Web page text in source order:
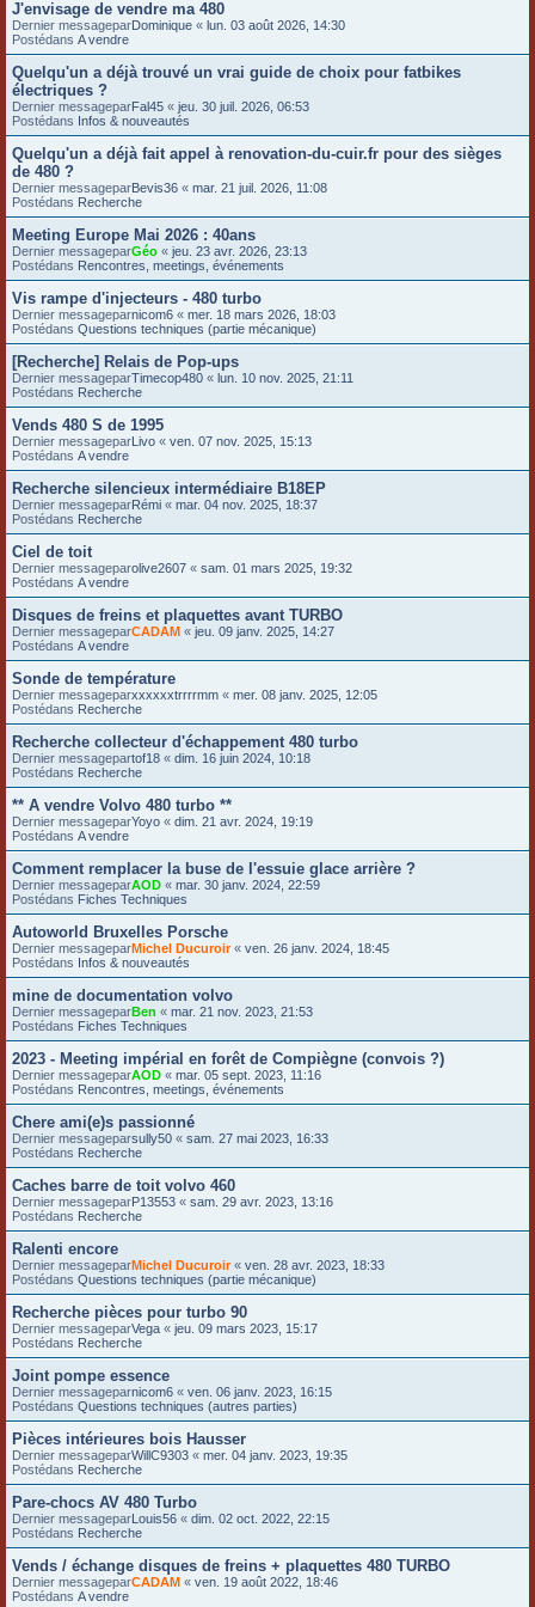
J'envisage de vendre ma 480
Dernier messageparDominique « lun. 03 août 2026, 14:30
Postédans A vendre
Quelqu'un a déjà trouvé un vrai guide de choix pour fatbikes
électriques ?
Dernier messageparFal45 « jeu. 30 juil. 2026, 06:53
Postédans Infos & nouveautés
Quelqu'un a déjà fait appel à renovation-du-cuir.fr pour des sièges
de 480 ?
Dernier messageparBevis36 « mar. 21 juil. 2026, 11:08
Postédans Recherche
Meeting Europe Mai 2026 : 40ans
Dernier messageparGéo « jeu. 23 avr. 2026, 23:13
Postédans Rencontres, meetings, événements
Vis rampe d'injecteurs - 480 turbo
Dernier messageparnicom6 « mer. 18 mars 2026, 18:03
Postédans Questions techniques (partie mécanique)
[Recherche] Relais de Pop-ups
Dernier messageparTimecop480 « lun. 10 nov. 2025, 21:11
Postédans Recherche
Vends 480 S de 1995
Dernier messageparLivo « ven. 07 nov. 2025, 15:13
Postédans A vendre
Recherche silencieux intermédiaire B18EP
Dernier messageparRémi « mar. 04 nov. 2025, 18:37
Postédans Recherche
Ciel de toit
Dernier messageparolive2607 « sam. 01 mars 2025, 19:32
Postédans A vendre
Disques de freins et plaquettes avant TURBO
Dernier messageparCADAM « jeu. 09 janv. 2025, 14:27
Postédans A vendre
Sonde de température
Dernier messageparxxxxxxtrrrrmm « mer. 08 janv. 2025, 12:05
Postédans Recherche
Recherche collecteur d'échappement 480 turbo
Dernier messagepartof18 « dim. 16 juin 2024, 10:18
Postédans Recherche
** A vendre Volvo 480 turbo **
Dernier messageparYoyo « dim. 21 avr. 2024, 19:19
Postédans A vendre
Comment remplacer la buse de l'essuie glace arrière ?
Dernier messageparAOD « mar. 30 janv. 2024, 22:59
Postédans Fiches Techniques
Autoworld Bruxelles Porsche
Dernier messageparMichel Ducuroir« ven. 26 janv. 2024, 18:45
Postédans Infos & nouveautés
mine de documentation volvo
Dernier messageparBen « mar. 21 nov. 2023, 21:53
Postédans Fiches Techniques
2023 - Meeting impérial en forêt de Compiègne (convois ?)
Dernier messageparAOD « mar. 05 sept. 2023, 11:16
Postédans Rencontres, meetings, événements
Chere ami(e)s passionné
Dernier messageparsully50 « sam. 27 mai 2023, 16:33
Postédans Recherche
Caches barre de toit volvo 460
Dernier messageparP13553 « sam. 29 avr. 2023, 13:16
Postédans Recherche
Ralenti encore
Dernier messageparMichel Ducuroir« ven. 28 avr. 2023, 18:33
Postédans Questions techniques (partie mécanique)
Recherche pièces pour turbo 90
Dernier messageparVega « jeu. 09 mars 2023, 15:17
Postédans Recherche
Joint pompe essence
Dernier messageparnicom6 « ven. 06 janv. 2023, 16:15
Postédans Questions techniques (autres parties)
Pièces intérieures bois Hausser
Dernier messageparWillC9303 « mer. 04 janv. 2023, 19:35
Postédans Recherche
Pare-chocs AV 480 Turbo
Dernier messageparLouis56 « dim. 02 oct. 2022, 22:15
Postédans Recherche
Vends / échange disques de freins + plaquettes 480 TURBO
Dernier messageparCADAM « ven. 19 août 2022, 18:46
Postédans A vendre